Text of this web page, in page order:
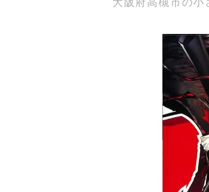
大阪府高槻市の小